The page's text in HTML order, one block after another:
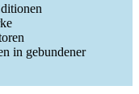
in gebundener